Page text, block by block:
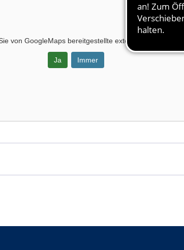
vonGoogleMaps bereitgestellte externe Inhalte laden?
Ja Immer